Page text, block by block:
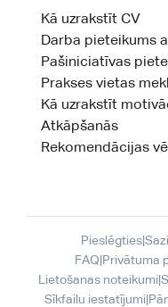
Kā uzrakstīt CV
Darba pieteikums
Pašiniciatīvas
Prakses vietas
Kā uzrakstīt
Atkāpšanās
Rekomendācijas
Pieslēgties
FAQ Privātuma
Lietošanas noteikumi|
Sīkfailu iestatījumi